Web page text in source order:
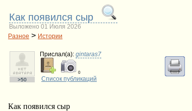
Как появился сыр
Выложено 01 Июля 2026
Разное > Истории
>50
Прислал(a): gintaras7
0
Список публикаций
Как появился сыр